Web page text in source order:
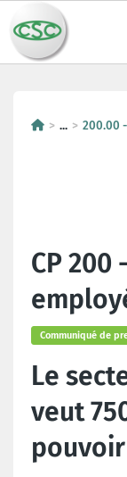
... 200.00
CP
Communiqué de
Le
veut
pouvoir